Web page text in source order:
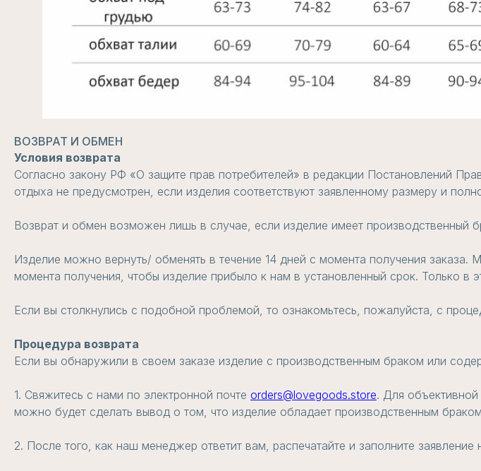
ВОЗВРАТ И ОБМЕН
Условия возврата
Согласно закону РФ «О защите прав потребителей» в редакции Постановлений
отдыха не предусмотрен, если изделия соответствуют заявленному размеру и
Возврат и обмен возможен лишь в случае, если изделие имеет производственный
Изделие можно вернуть/ обменять в течение 14 дней с момента получения
момента получения, чтобы изделие прибыло к нам в установленный срок. Только
Если вы столкнулись с подобной проблемой, то ознакомьтесь, пожалуйста, с
Процедура возврата
Если вы обнаружили в своем заказе изделие с производственным браком или
1. Свяжитесь с нами по электронной почте orders@lovegoods.store. Для
можно будет сделать вывод о том, что изделие обладает производственным браком
2. После того, как наш менеджер ответит вам, распечатайте и заполните